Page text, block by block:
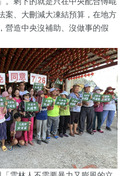
案、大刪減大凍結預算，在地方
營造中央沒補助、沒做事的假